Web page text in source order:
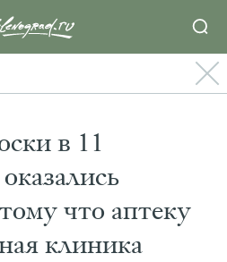
в 11
что аптеку
клиника